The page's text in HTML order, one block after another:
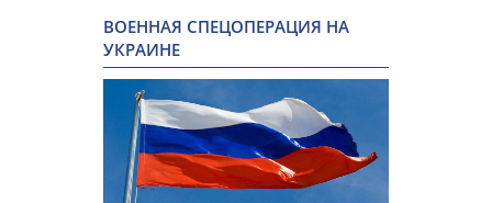
ВОЕННАЯ СПЕЦОПЕРАЦИЯ НА
УКРАИНЕ